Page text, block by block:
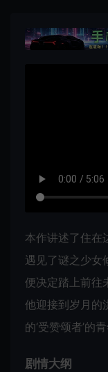
本作讲述了住在
遇见了谜之少女
便决定踏上前往
他迎接到岁月的
的‘受赞颂者’的
剧情大纲